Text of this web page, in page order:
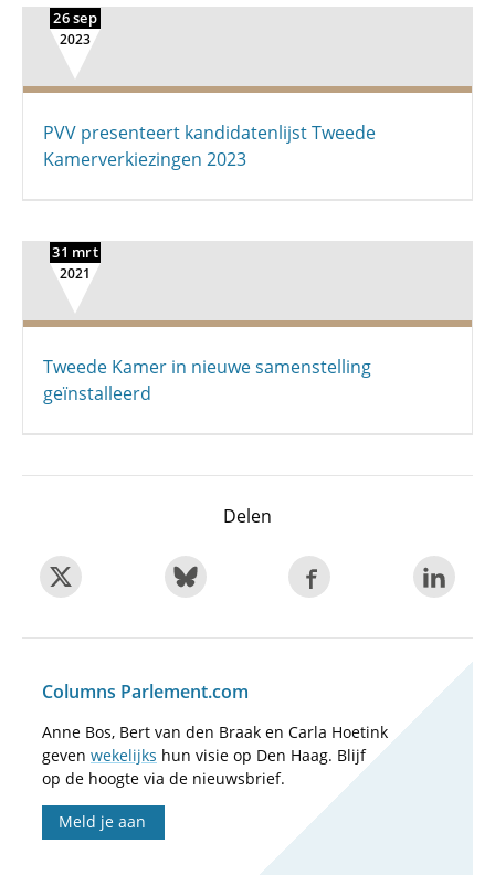
26 sep
2023
PVV presenteert kandidatenlijst Tweede
Kamerverkiezingen 2023
31 mrt
2021
Tweede Kamer in nieuwe samenstelling
geïnstalleerd
Delen
Columns Parlement.com
Anne Bos, Bert van den Braak en Carla Hoetink
geven wekelijks hun visie op Den Haag. Blijf
op de hoogte via de nieuwsbrief.
Meld je aan